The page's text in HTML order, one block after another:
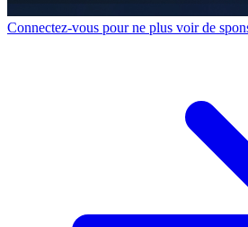
Connectez-vous pour ne plus voir de